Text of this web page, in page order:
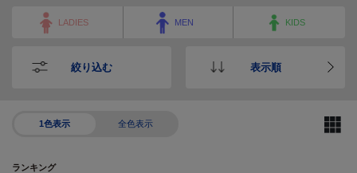
LADIES MEN KIDS
絞り込む 表示順
1色表示 全色表示
ランキング